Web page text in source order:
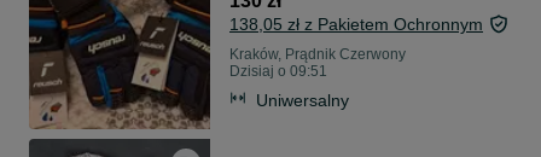
138,05 zł z Pakietem Ochronnym
Kraków, Prądnik Czerwony
Dzisiaj o 09:51
Uniwersalny